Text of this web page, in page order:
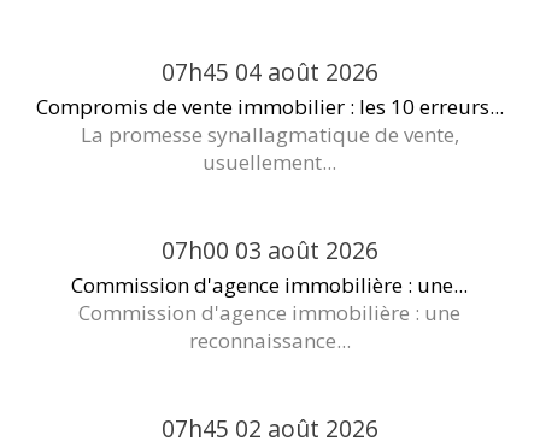
07h45 04 août 2026
Compromis de vente immobilier : les 10 erreurs...
La promesse synallagmatique de vente,
usuellement...
07h00 03 août 2026
Commission d'agence immobilière : une...
Commission d'agence immobilière : une
reconnaissance...
07h45 02 août 2026